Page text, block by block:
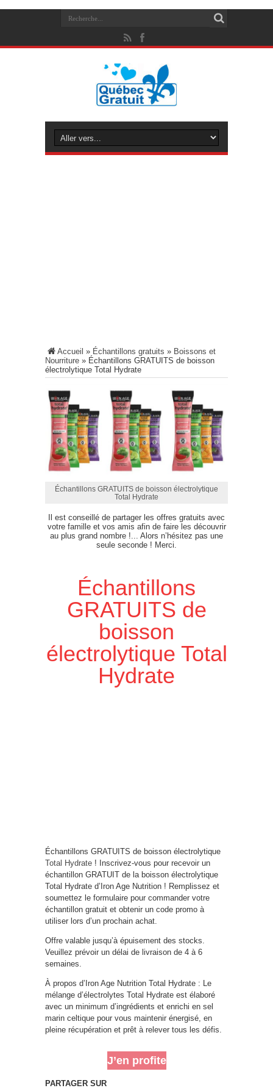
Accueil » Échantillons gratuits » Boissons et
Nourriture » Échantillons GRATUITS de boisson
électrolytique Total Hydrate
Échantillons GRATUITS de boisson électrolytique
Total Hydrate
Il est conseillé de partager les offres gratuits avec
votre famille et vos amis afin de faire les découvrir
au plus grand nombre !... Alors n’hésitez pas une
seule seconde ! Merci.
Échantillons
GRATUITS de
boisson
électrolytique Total
Hydrate
Échantillons GRATUITS de boisson électrolytique
Total Hydrate ! Inscrivez-vous pour recevoir un
échantillon GRATUIT de la boisson électrolytique
Total Hydrate d’Iron Age Nutrition ! Remplissez et
soumettez le formulaire pour commander votre
échantillon gratuit et obtenir un code promo à
utiliser lors d’un prochain achat.
Offre valable jusqu’à épuisement des stocks.
Veuillez prévoir un délai de livraison de 4 à 6
semaines.
À propos d’Iron Age Nutrition Total Hydrate : Le
mélange d’électrolytes Total Hydrate est élaboré
avec un minimum d’ingrédients et enrichi en sel
marin celtique pour vous maintenir énergisé, en
pleine récupération et prêt à relever tous les défis.
J’en profite
PARTAGER SUR